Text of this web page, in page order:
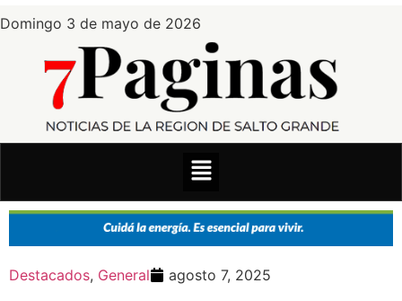
Domingo 3 de mayo de 2026
Destacados, General agosto 7, 2025